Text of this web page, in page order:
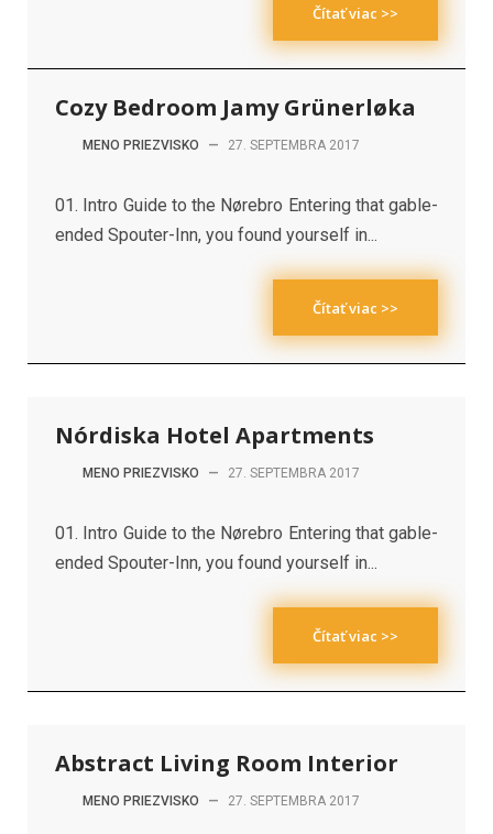
Čítať viac >>
Cozy Bedroom Jamy Grünerløka
MENO PRIEZVISKO — 27. SEPTEMBRA 2017
01. Intro Guide to the Nørebro Entering that gable-
ended Spouter-Inn, you found yourself in...
Čítať viac >>
Nórdiska Hotel Apartments
MENO PRIEZVISKO — 27. SEPTEMBRA 2017
01. Intro Guide to the Nørebro Entering that gable-
ended Spouter-Inn, you found yourself in...
Čítať viac >>
Abstract Living Room Interior
MENO PRIEZVISKO — 27. SEPTEMBRA 2017